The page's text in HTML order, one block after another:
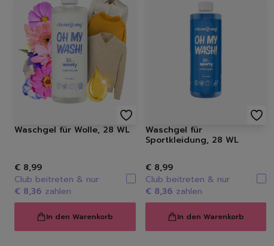
Waschgel für Wolle, 28 WL
€ 8,99
Club beitreten & nur
€ 8,36 zahlen
In den Warenkorb
Waschgel für
Sportkleidung, 28 WL
€ 8,99
Club beitreten & nur
€ 8,36 zahlen
In den Warenkorb